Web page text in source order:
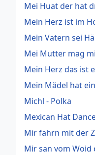
Mei Huat der hat
Mein Herz ist im
Mein Vatern sei
Mei Mutter mag
Mein Herz das ist
Mein Mädel hat
Michl - Polka
Mexican Hat
Mir fahrn mit der
Mir san vom Woid